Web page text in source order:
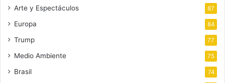
Arte y Espectáculos 87
Europa 84
Trump 77
Medio Ambiente 75
Brasil 74